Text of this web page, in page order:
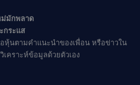
มักพลาด
กระแส
หุ้นตามคำแนะนำของเพื่อน หรือข่าวใน
เคราะห์ข้อมูลด้วยตัวเอง